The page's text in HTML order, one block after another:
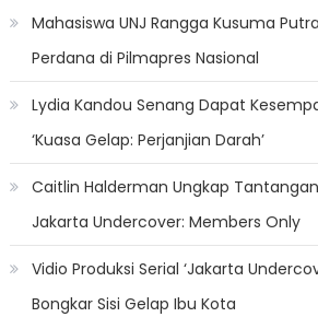
Mahasiswa UNJ Rangga Kusuma
Perdana di Pilmapres Nasional
Lydia Kandou Senang Dapat
‘Kuasa Gelap: Perjanjian Darah’
Caitlin Halderman Ungkap
Jakarta Undercover: Members Only
Vidio Produksi Serial ‘Jakarta
Bongkar Sisi Gelap Ibu Kota